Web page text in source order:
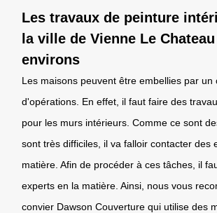
Les travaux de peinture
la ville de Vienne Le
environs
Les maisons peuvent être embellies par un
d'opérations. En effet, il faut faire des
pour les murs intérieurs. Comme ce sont
sont très difficiles, il va falloir contacter des
matière. Afin de procéder à ces tâches, il
experts en la matière. Ainsi, nous vous
convier Dawson Couverture qui utilise des